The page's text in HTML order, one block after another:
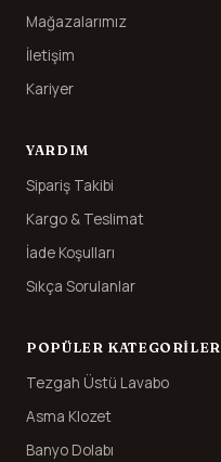
Mağazalarımız
İletişim
Kariyer
YARDIM
Sipariş Takibi
Kargo & Teslimat
İade Koşulları
Sıkça Sorulanlar
POPÜLER KATEGORILER
Tezgah Üstü Lavabo
Asma Klozet
Banyo Dolabı